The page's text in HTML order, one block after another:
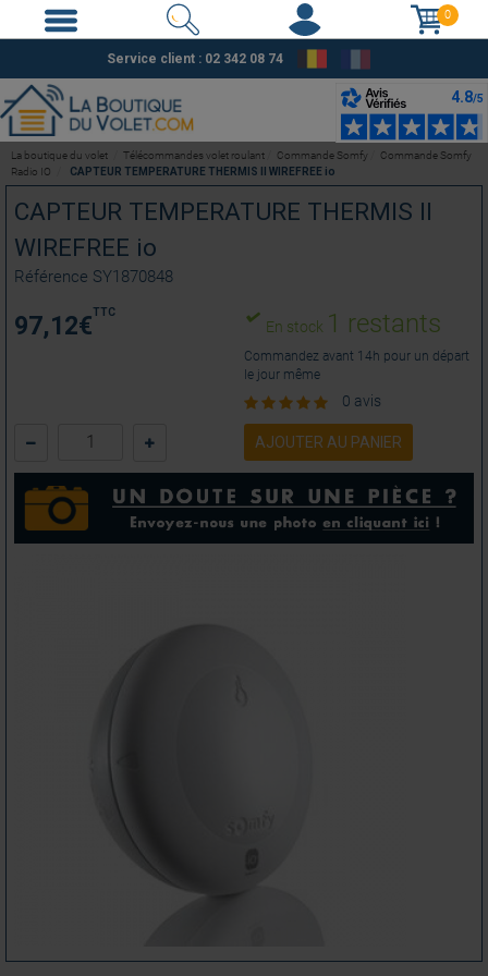
0
Service client : 02 342 08 74
CAPTEUR TEMPERATURE THERMIS II
WIREFREE io
Référence SY1870848
97,12€TTC
En stock 1 restants
Commandez avant 14h pour un départ
le jour même
0 avis
AJOUTER AU PANIER
La boutique du volet Télécommandes volet roulant Commande Somfy
Commande Somfy
Radio IO
CAPTEUR TEMPERATURE THERMIS II WIREFREE io